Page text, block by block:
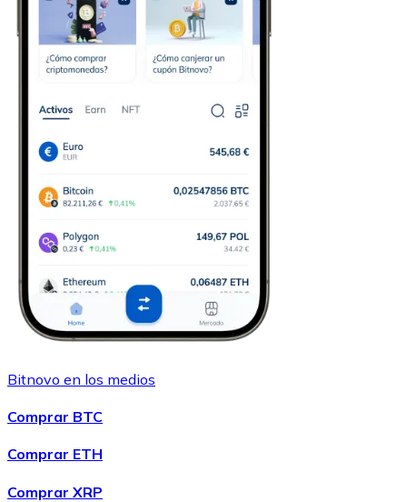
Bitnovo en los medios
Comprar BTC
Comprar ETH
Comprar XRP